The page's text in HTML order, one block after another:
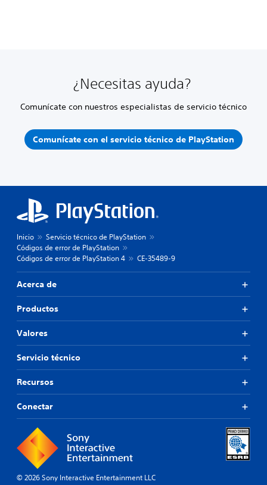
¿Necesitas ayuda?
Comunícate con nuestros especialistas de servicio técnico
Comunícate con el servicio técnico de PlayStation
Inicio
Servicio técnico de PlayStation
Códigos de error de PlayStation
Códigos de error de PlayStation 4
CE-35489-9
Acerca de
Productos
Valores
Servicio técnico
Recursos
Conectar
© 2026 Sony Interactive Entertainment LLC